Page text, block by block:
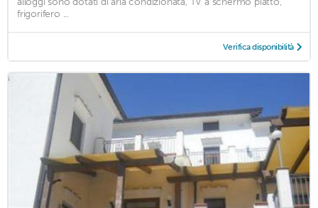
frigorifero ...
Verifica disponibilità